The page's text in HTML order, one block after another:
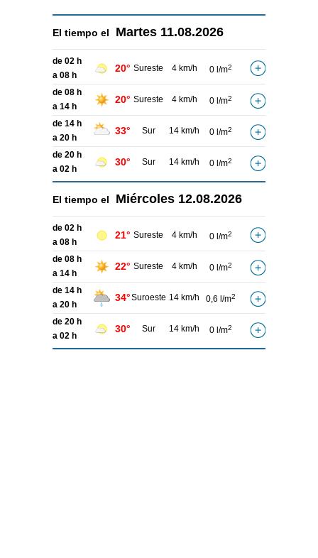
El tiempo el Martes 11.08.2026
de 02 h
a 08 h
20° Sureste 4 km/h 0 l/m2
de 08 h
a 14 h
20° Sureste 4 km/h 0 l/m2
de 14 h
a 20 h
33° Sur 14 km/h 0 l/m2
de 20 h
a 02 h
30° Sur 14 km/h 0 l/m2
El tiempo el Miércoles 12.08.2026
de 02 h
a 08 h
21° Sureste 4 km/h 0 l/m2
de 08 h
a 14 h
22° Sureste 4 km/h 0 l/m2
de 14 h
a 20 h
34°Suroeste 14 km/h 0,6 l/m2
de 20 h
a 02 h
30° Sur 14 km/h 0 l/m2